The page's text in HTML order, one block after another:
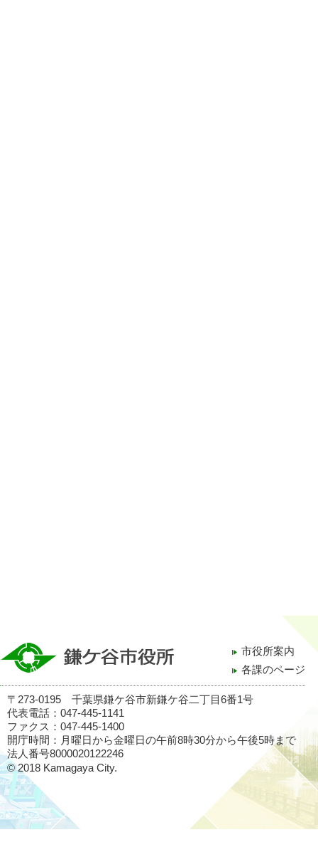
市役所案内
各課のページ
〒273-0195 千葉県鎌ケ谷市新鎌ケ谷二丁目6番1号
代表電話：047-445-1141
ファクス：047-445-1400
開庁時間：月曜日から金曜日の午前8時30分から午後5時まで
法人番号8000020122246
© 2018 Kamagaya City.